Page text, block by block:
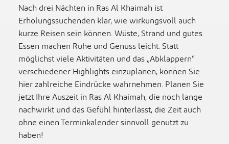
Nach drei Nächten in Ras Al Khaimah ist
Erholungssuchenden klar, wie wirkungsvoll auch
kurze Reisen sein können. Wüste, Strand und gutes
Essen machen Ruhe und Genuss leicht. Statt
möglichst viele Aktivitäten und das „Abklappern“
verschiedener Highlights einzuplanen, können Sie
hier zahlreiche Eindrücke wahrnehmen. Planen Sie
jetzt Ihre Auszeit in Ras Al Khaimah, die noch lange
nachwirkt und das Gefühl hinterlässt, die Zeit auch
ohne einen Terminkalender sinnvoll genutzt zu
haben!